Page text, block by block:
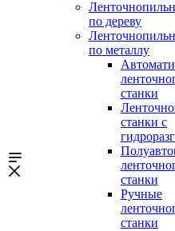
по дереву
по металлу
станки
станки с
станки
Ручные
станки